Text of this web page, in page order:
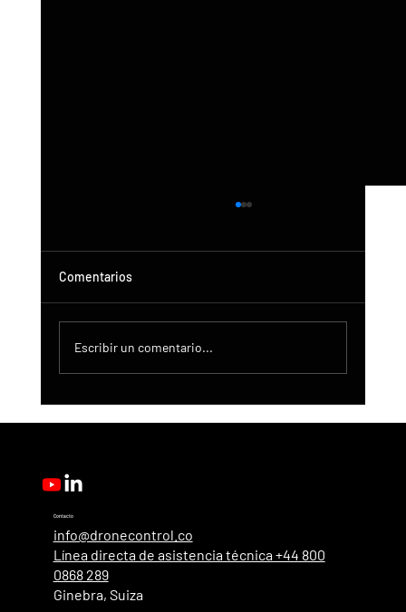
Comentarios
Escribir un comentario...
Contacto
info@dronecontrol.co
Línea directa de asistencia técnica +44 800
0868 289
Ginebra, Suiza